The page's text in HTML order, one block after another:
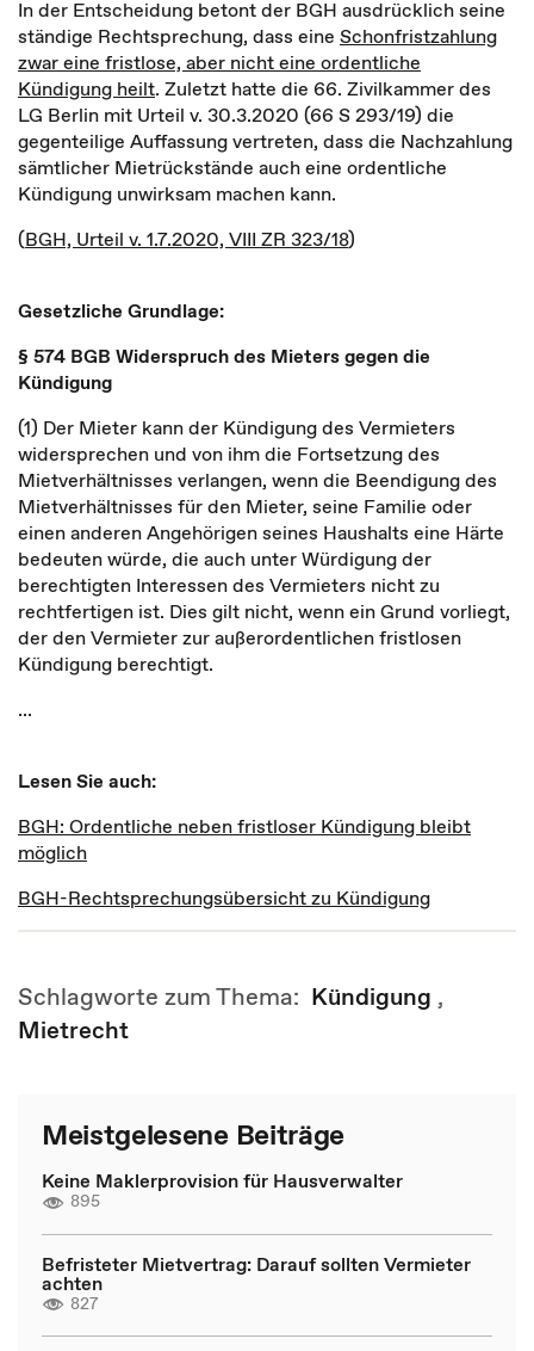
In der Entscheidung betont der BGH ausdrücklich seine
ständige Rechtsprechung, dass eine Schonfristzahlung
zwar eine fristlose, aber nicht eine ordentliche
Kündigung heilt. Zuletzt hatte die 66. Zivilkammer des
LG Berlin mit Urteil v. 30.3.2020 (66 S 293/19) die
gegenteilige Auffassung vertreten, dass die Nachzahlung
sämtlicher Mietrückstände auch eine ordentliche
Kündigung unwirksam machen kann.
(BGH, Urteil v. 1.7.2020, VIII ZR 323/18)
Gesetzliche Grundlage:
§ 574 BGB Widerspruch des Mieters gegen die
Kündigung
(1) Der Mieter kann der Kündigung des Vermieters
widersprechen und von ihm die Fortsetzung des
Mietverhältnisses verlangen, wenn die Beendigung des
Mietverhältnisses für den Mieter, seine Familie oder
einen anderen Angehörigen seines Haushalts eine Härte
bedeuten würde, die auch unter Würdigung der
berechtigten Interessen des Vermieters nicht zu
rechtfertigen ist. Dies gilt nicht, wenn ein Grund vorliegt,
der den Vermieter zur außerordentlichen fristlosen
Kündigung berechtigt.
...
Lesen Sie auch:
BGH: Ordentliche neben fristloser Kündigung bleibt
möglich
BGH-Rechtsprechungsübersicht zu Kündigung
Schlagworte zum Thema: Kündigung ,
Mietrecht
Meistgelesene Beiträge
Keine Maklerprovision für Hausverwalter
895
Befristeter Mietvertrag: Darauf sollten Vermieter
achten
827